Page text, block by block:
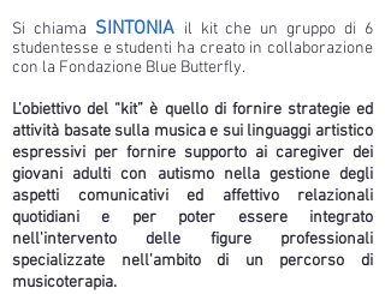
Si chiama SINTONIA il kit che un gruppo di 6
studentesse e studenti ha creato in collaborazione
con la Fondazione Blue Butterfly.
L'obiettivo del “kit” è quello di fornire strategie ed
attività basate sulla musica e sui linguaggi artistico
espressivi per fornire supporto ai caregiver dei
giovani adulti con autismo nella gestione degli
aspetti comunicativi ed affettivo relazionali
quotidiani e per poter essere integrato
nell'intervento delle figure professionali
specializzate nell'ambito di un percorso di
musicoterapia.